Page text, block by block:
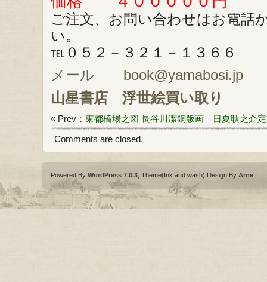
ご注文、お問い合わせはお電話
い。
℡０５２－３２１－１３６６
メール book@yamabosi.jp
山星書店
浮世絵買い取り
« Prev： 東都橋場之図 長谷川潔銅版画 日夏耿之
Comments are closed.
Powered By WordPress 7.0.3 , Theme(Ink and wash) Design By Arne